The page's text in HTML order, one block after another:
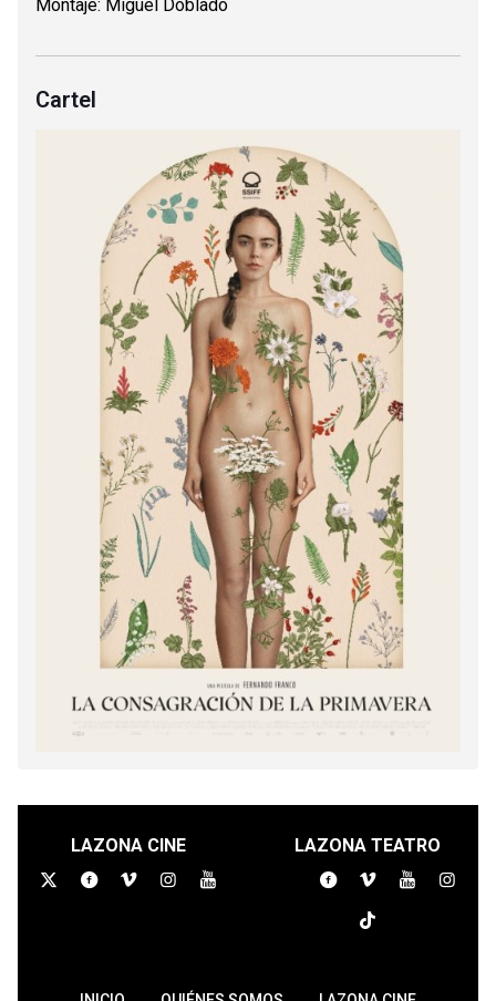
Montaje: Miguel Doblado
Cartel
LAZONA CINE LAZONA TEATRO